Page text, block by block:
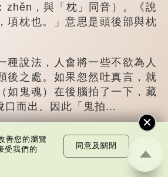
zhěn，與「枕」同音）。《說
項枕也。」意思是頭後部與枕
說法，人會將一些不欲為人
後之處。如果忽然吐真言，就
如鬼魂）在後腦拍了一下，藏
口而出。因此「鬼拍...
善您的瀏覽
受我們的
同意及關閉